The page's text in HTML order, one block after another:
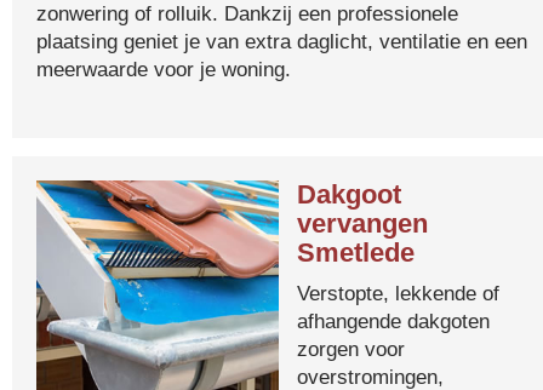
zonwering of rolluik. Dankzij een professionele
plaatsing geniet je van extra daglicht, ventilatie en een
meerwaarde voor je woning.
Dakgoot
vervangen
Smetlede
Verstopte, lekkende of
afhangende dakgoten
zorgen voor
overstromingen,